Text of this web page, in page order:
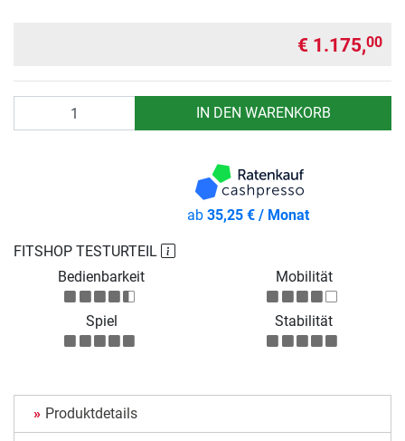
€ 1.175,00
IN DEN WARENKORB
FITSHOP TESTURTEIL
Bedienbarkeit
Mobilität
Spiel Stabilität
ab 35,25 € / Monat
Produktdetails